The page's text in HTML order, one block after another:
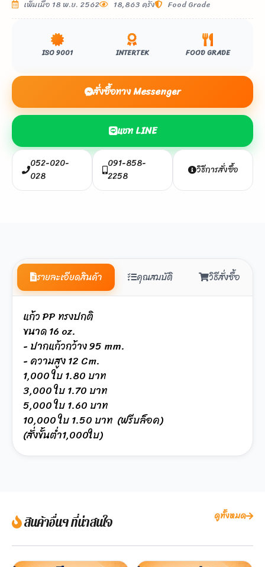
เพิ่มเมื่อ 18 พ.ย. 2562 18,863 ครั้ง Food Grade
ISO 9001 INTERTEK FOOD GRADE
สั่งซื้อทาง Messenger
แชท LINE
052-020-
028
091-858-
2258
วิธีการสั่งซื้อ
รายละเอียดสินค้า คุณสมบัติ วิธีสั่งซื้อ
แก้ว PP ทรงปกติ
ขนาด 16 oz.
- ปากแก้วกว้าง 95 mm.
- ความสูง 12 Cm.
1,000 ใบ 1.80 บาท
3,000 ใบ 1.70 บาท
5,000 ใบ 1.60 บาท
10,000 ใบ 1.50 บาท (ฟรีบล็อค)
(สั่งขั้นต่ำ1,000ใบ)
สินค้าอื่นๆ ที่น่าสนใจ ดูทั้งหมด